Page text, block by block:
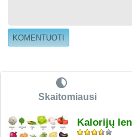
Skaitomiausi
Kalorijų